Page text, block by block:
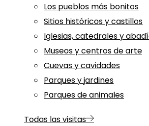
Los pueblos más bonitos
Sitios históricos y castillos
Iglesias, catedrales y
Museos y centros de arte
Cuevas y cavidades
Parques y jardines
Parques de animales
Todas las visitas